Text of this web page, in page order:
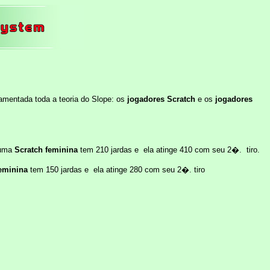
toda a teoria do Slope: os jogadores Scratch e os jogadores
Scratch femininatem 210 jardas e ela atinge 410 com seu 2�. tiro.
tem 150 jardas e ela atinge 280 com seu 2�. tiro